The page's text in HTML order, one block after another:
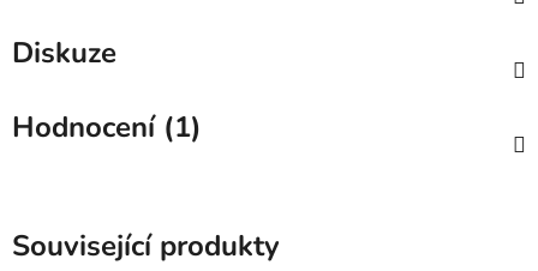
Diskuze
Hodnocení (1)
Související produkty